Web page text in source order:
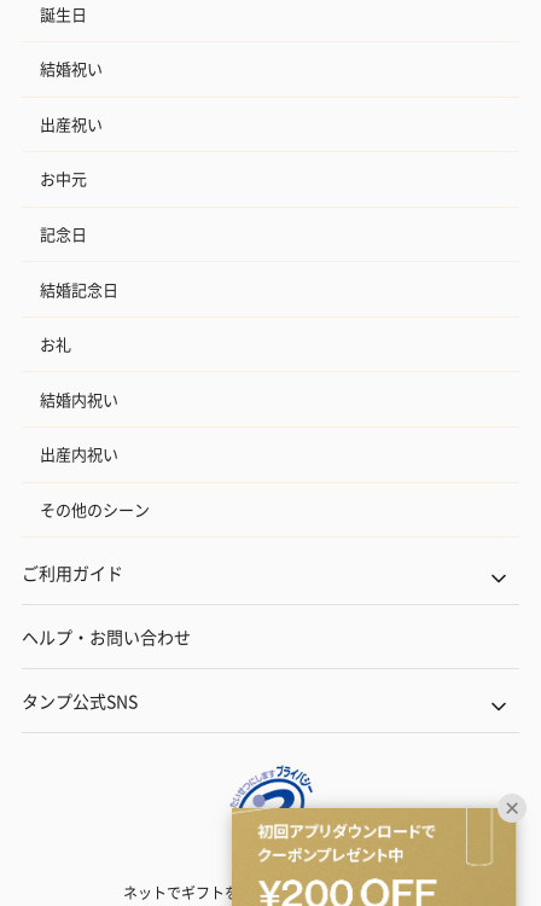
誕生日
結婚祝い
出産祝い
お中元
記念日
結婚記念日
お礼
結婚内祝い
出産内祝い
その他のシーン
ご利用ガイド
ヘルプ・お問い合わせ
タンプ公式SNS
ネットでギフトを贈るなら | TANP（タンプ）